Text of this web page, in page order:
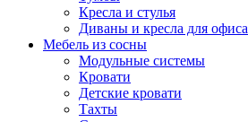
Кресла и стулья
Диваны и кресла для офиса
Мебель из сосны
Модульные системы
Кровати
Детские кровати
Тахты